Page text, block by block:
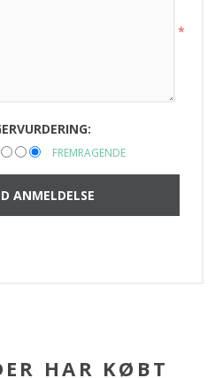
*
FREMRAGENDE
HAR KØBT